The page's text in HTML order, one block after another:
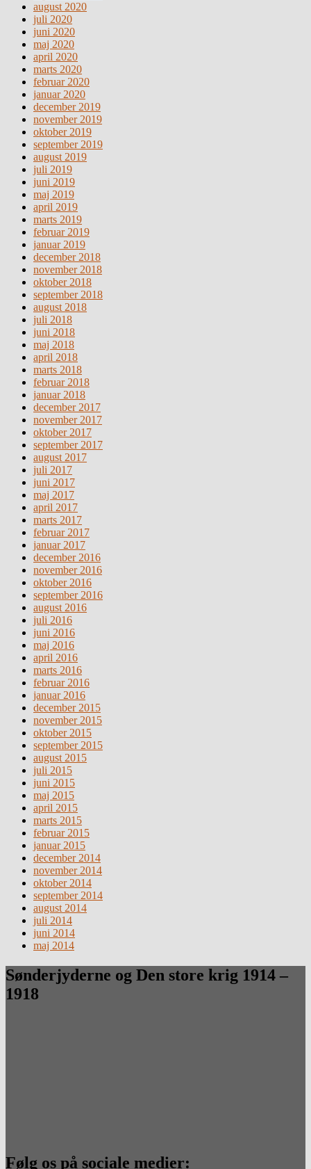
august 2020
juli 2020
juni 2020
maj 2020
april 2020
marts 2020
februar 2020
januar 2020
december 2019
november 2019
oktober 2019
september 2019
august 2019
juli 2019
juni 2019
maj 2019
april 2019
marts 2019
februar 2019
januar 2019
december 2018
november 2018
oktober 2018
september 2018
august 2018
juli 2018
juni 2018
maj 2018
april 2018
marts 2018
februar 2018
januar 2018
december 2017
november 2017
oktober 2017
september 2017
august 2017
juli 2017
juni 2017
maj 2017
april 2017
marts 2017
februar 2017
januar 2017
december 2016
november 2016
oktober 2016
september 2016
august 2016
juli 2016
juni 2016
maj 2016
april 2016
marts 2016
februar 2016
januar 2016
december 2015
november 2015
oktober 2015
september 2015
august 2015
juli 2015
juni 2015
maj 2015
april 2015
marts 2015
februar 2015
januar 2015
december 2014
november 2014
oktober 2014
september 2014
august 2014
juli 2014
juni 2014
maj 2014
Sønderjyderne og Den store krig 1914 –
1918
Følg os på sociale medier: